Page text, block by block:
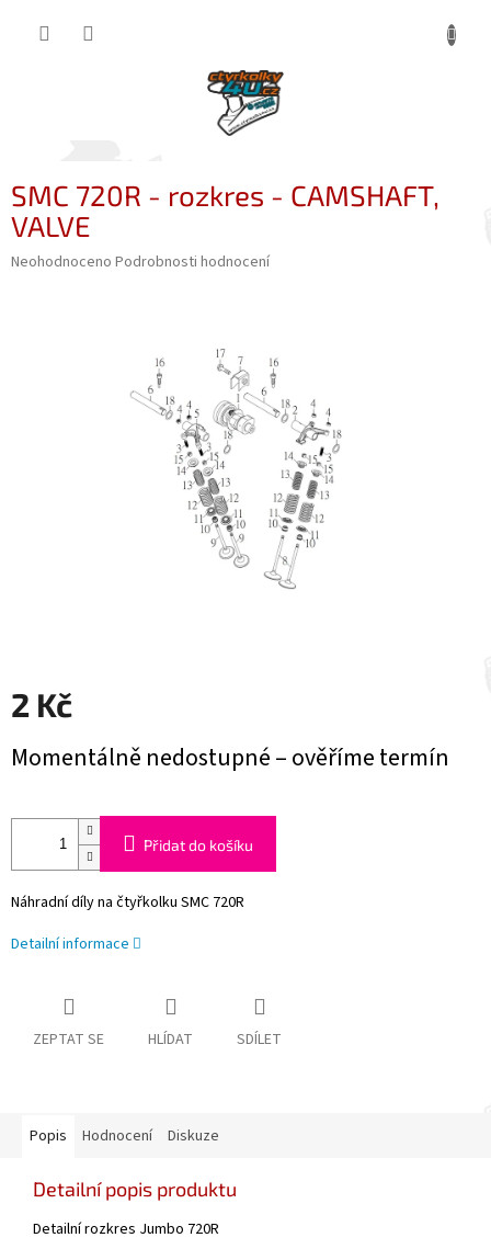
SMC 720R - rozkres - CAMSHAFT,
VALVE
Průměrné
Neohodnoceno Podrobnosti hodnocení
2 Kč
cena:
Momentálně nedostupné – ověříme termín
Přidat do košíku
Náhradní díly na čtyřkolku SMC 720R
Detailní informace
ZEPTAT SE HLÍDAT SDÍLET
Popis Hodnocení Diskuze
Detailní popis produktu
Detailní rozkres Jumbo 720R